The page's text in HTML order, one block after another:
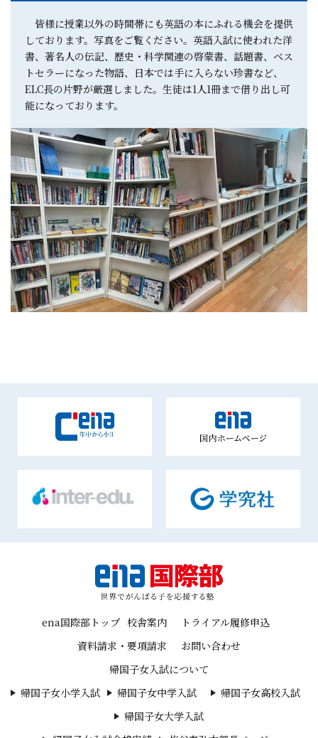
皆様に授業以外の時間帯にも英語の本にふれる機会を提供
しております。写真をご覧ください。英語入試に使われた洋
書、著名人の伝記、歴史・科学関連の啓蒙書、話題書、ベス
トセラーになった物語、日本では手に入らない珍書など、
ELC長の片野が厳選しました。生徒は1人1冊まで借り出し可
能になっております。
ena国際部トップ 校舎案内
トライアル履修申込
資料請求・要項請求
お問い合わせ
帰国子女入試について
帰国子女小学入試
帰国子女中学入試
帰国子女高校入試
帰国子女大学入試